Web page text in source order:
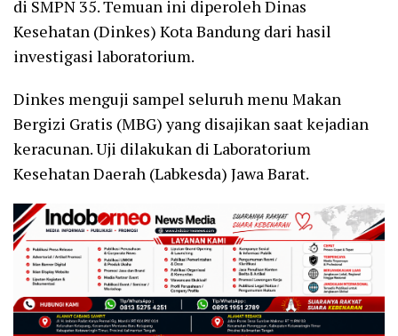
di SMPN 35. Temuan ini diperoleh Dinas
Kesehatan (Dinkes) Kota Bandung dari hasil
investigasi laboratorium.
Dinkes menguji sampel seluruh menu Makan
Bergizi Gratis (MBG) yang disajikan saat kejadian
keracunan. Uji dilakukan di Laboratorium
Kesehatan Daerah (Labkesda) Jawa Barat.